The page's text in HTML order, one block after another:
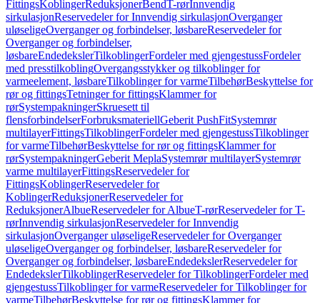
FittingsKoblingerReduksjonerBendT-rørInnvendig
sirkulasjonReservedeler for Innvendig sirkulasjonOverganger
uløseligeOverganger og forbindelser, løsbareReservedeler for
Overganger og forbindelser,
løsbareEndedekslerTilkoblingerFordeler med gjengestussFordeler
med presstilkoblingOvergangsstykker og tilkoblinger for
varmeelement, løsbareTilkoblinger for varmeTilbehørBeskyttelse for
rør og fittingsTetninger for fittingsKlammer for
rørSystempakningerSkruesett til
flensforbindelserForbruksmateriellGeberit PushFitSystemrør
multilayerFittingsTilkoblingerFordeler med gjengestussTilkoblinger
for varmeTilbehørBeskyttelse for rør og fittingsKlammer for
rørSystempakningerGeberit MeplaSystemrør multilayerSystemrør
varme multilayerFittingsReservedeler for
FittingsKoblingerReservedeler for
KoblingerReduksjonerReservedeler for
ReduksjonerAlbueReservedeler for AlbueT-rørReservedeler for T-
rørInnvendig sirkulasjonReservedeler for Innvendig
sirkulasjonOverganger uløseligeReservedeler for Overganger
uløseligeOverganger og forbindelser, løsbareReservedeler for
Overganger og forbindelser, løsbareEndedekslerReservedeler for
EndedekslerTilkoblingerReservedeler for TilkoblingerFordeler med
gjengestussTilkoblinger for varmeReservedeler for Tilkoblinger for
varmeTilbehørBeskyttelse for rør og fittingsKlammer for